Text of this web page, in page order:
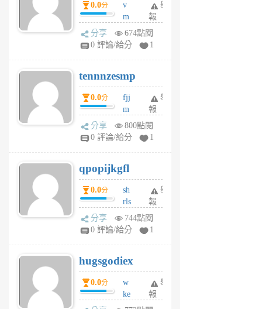
月
前
0.0分
v
m
sg
sr
6
個
月
前
舉
報
分享
674點閱
0 評論/給分
1
tennnzesmp
0.0分
fjj
m
w
rs
6
個
月
前
舉
報
分享
800點閱
0 評論/給分
1
qpopijkgfl
0.0分
sh
rls
k
m
6
個
月
前
舉
報
分享
744點閱
0 評論/給分
1
hugsgodiex
0.0分
w
ke
rv
舉
報